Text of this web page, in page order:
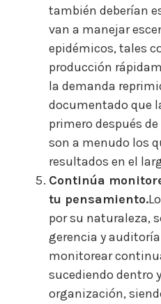
también deberían
van a manejar
epidémicos, tales
producción
la demanda
documentado que
primero después
son a menudo los
resultados en el
Continúa
tu pensamiento.
por su naturaleza,
gerencia y
monitorear
sucediendo dentro
organización,